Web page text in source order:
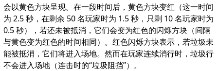
会以黄色方块呈现。在一段时间后，黄色方块变红（这一时间
为 2.5 秒，在剩余 50 名玩家时为 1.5 秒，只剩 10 名玩家时为
0.5 秒），若还未被抵消，它们会变为红色的闪烁方块（间隔
与黄色变为红色的时间相同）。红色闪烁方块表示，若垃圾未
能被抵消，它们将进入场地。然而在玩家连续消行时，垃圾行
不会进入场地（连击时的“垃圾阻挡”）。